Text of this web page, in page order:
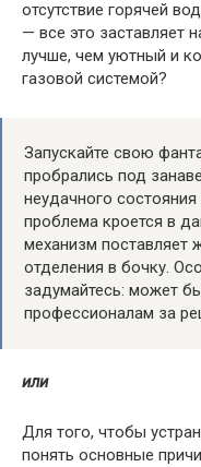
отсутствие горячей
— все это заставляет
лучше, чем уютный и
газовой системой?
Запускайте свою
пробрались под
неудачного
проблема кроется в
механизм поставляет
отделения в бочку.
задумайтесь: может
профессионалам за
или
Для того, чтобы
понять основные